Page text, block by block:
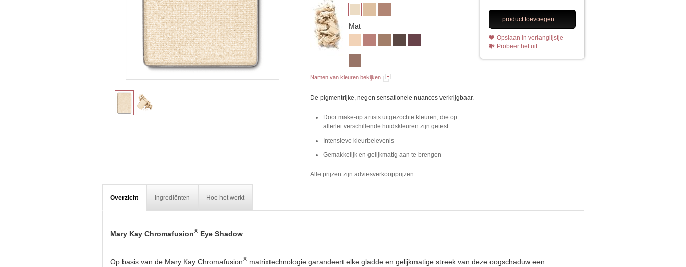
Mat
Namen van kleuren bekijken
product toevoegen
Opslaan in verlanglijstje
Probeer het uit
De pigmentrijke, negen sensationele nuances verkrijgbaar.
Door make-up artists uitgezochte kleuren, die op
allerlei verschillende huidskleuren zijn getest
Intensieve kleurbelevenis
Gemakkelijk en gelijkmatig aan te brengen
Alle prijzen zijn adviesverkoopprijzen
Overzicht Ingrediënten Hoe het werkt
Mary Kay Chromafusion®Eye Shadow
Op basis van de Mary Kay Chromafusion®matrixtechnologie garandeert elke gladde en gelijkmatige streek van deze oogschaduw een